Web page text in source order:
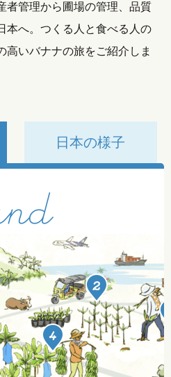
者管理から圃場の管理、品質
本へ。つくる人と食べる人の
高いバナナの旅をご紹介しま
日本の様子